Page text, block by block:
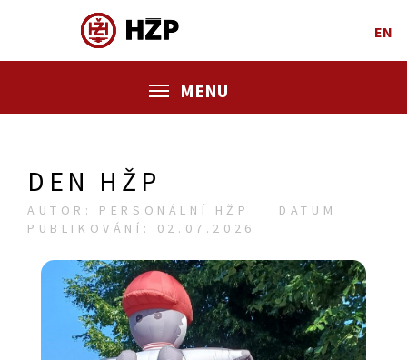
EN
MENU
DEN HŽP
AUTOR: PERSONÁLNÍ HŽP
DATUM
PUBLIKOVÁNÍ: 02.07.2026